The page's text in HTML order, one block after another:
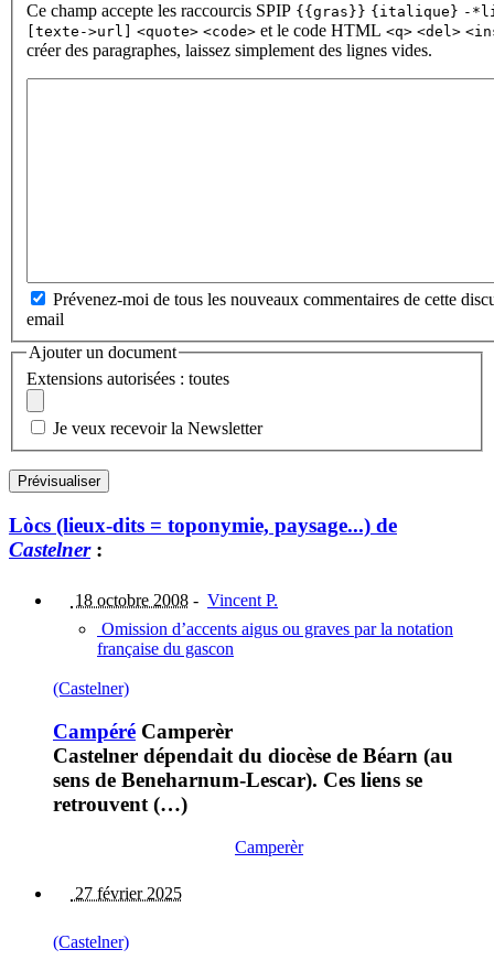
Ce champ accepte les raccourcis SPIP {{gras}} {italique} -
[texte->url]
<quote> <code> et le code HTML <q> <del>
créer des paragraphes, laissez simplement des lignes vides.
Prévenez-moi de tous les nouveaux commentaires de cette
email
Ajouter un document
Extensions autorisées : toutes
Je veux recevoir la Newsletter
Lòcs (lieux-dits = toponymie, paysage...) de
Castelner:
18 octobre 2008 - Vincent P.
Omission d’accents aigus ou graves par la notation
française du gascon
(Castelner)
Campéré Camperèr
Castelner dépendait du diocèse de Béarn (au
sens de Beneharnum-Lescar). Ces liens se
retrouvent (…)
Camperèr
27 février 2025
(Castelner)